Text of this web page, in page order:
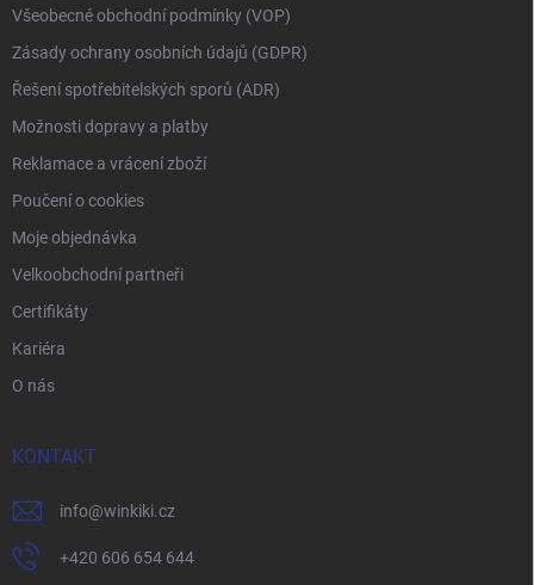
Všeobecné obchodní podmínky (VOP)
Zásady ochrany osobních údajů (GDPR)
Řešení spotřebitelských sporů (ADR)
Možnosti dopravy a platby
Reklamace a vrácení zboží
Poučení o cookies
Moje objednávka
Velkoobchodní partneři
Certifikáty
Kariéra
O nás
KONTAKT
info@winkiki.cz
+420 606 654 644